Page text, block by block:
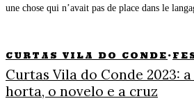
une chose qui n’avait pas de place dans le
CURTAS VILA DO CONDE ·
Curtas Vila do Conde 2023: a
horta, o novelo e a cruz